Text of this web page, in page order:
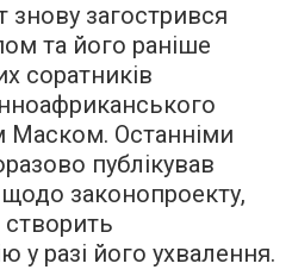
знову загострився
та його раніше
соратників
Маском. Останніми
публікував
щодо законопроекту,
у разі його ухвалення.